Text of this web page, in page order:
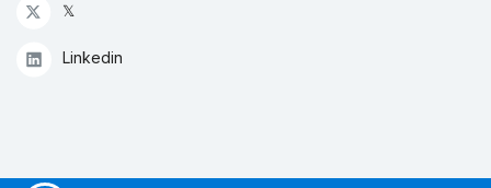
𝕏
Linkedin